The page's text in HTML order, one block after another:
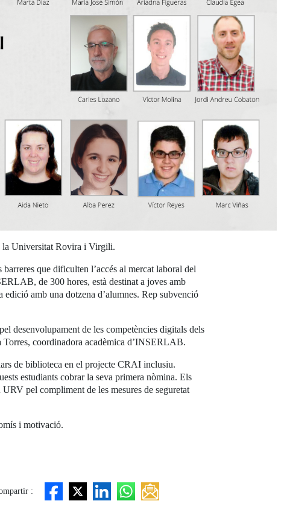
la Universitat Rovira i Virgili.
que dificulten l’accés al mercat laboral del
de 300 hores, està destinat a joves amb
amb una dotzena d’alumnes. Rep subvenció
desenvolupament de les competències digitals dels
Torres, coordinadora acadèmica d’INSERLAB.
de biblioteca en el projecte CRAI inclusiu.
estudiants cobrar la seva primera nòmina. Els
pel compliment de les mesures de seguretat
i motivació.
: